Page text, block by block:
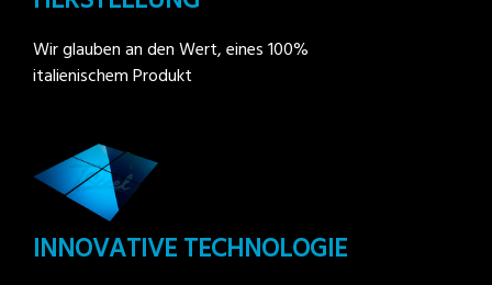
Wir glauben an den Wert, eines 100%
italienischem Produkt
INNOVATIVE TECHNOLOGIE